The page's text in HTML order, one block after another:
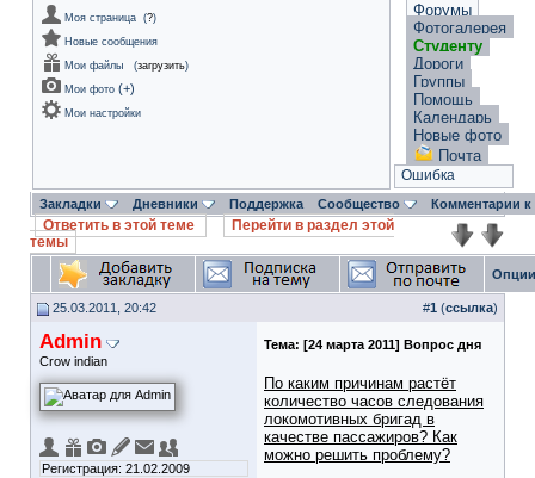
Моя страница (?)
Новые сообщения
Мои файлы
(загрузить)
Мои фото (+)
Мои настройки
Форумы
Фотогалерея
Студенту
Дороги
Группы
Помощь
Календарь
Новые фото
Почта
Ошибка
Закладки Дневники Поддержка Сообщество Комментарии
Ответить в этой теме
Перейти в раздел этой
темы
25.03.2011, 20:42 #1 (ссылка)
Admin
Crow indian
Регистрация: 21.02.2009
Тема: [24 марта 2011] Вопрос дня
По каким причинам растёт
количество часов следования
локомотивных бригад в
качестве пассажиров? Как
можно решить проблему?